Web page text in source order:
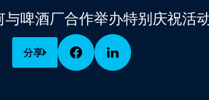
与啤酒厂合作举办特别庆祝活
分享